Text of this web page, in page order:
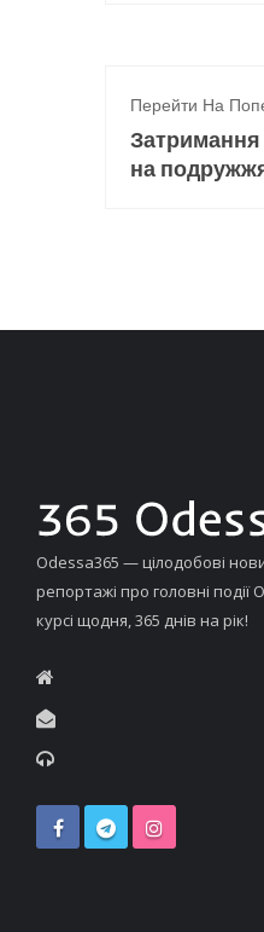
Перейти На
Затримання
на
Odessa365 — цілодобові
репортажі про головні події
курсі щодня, 365 днів на рік!